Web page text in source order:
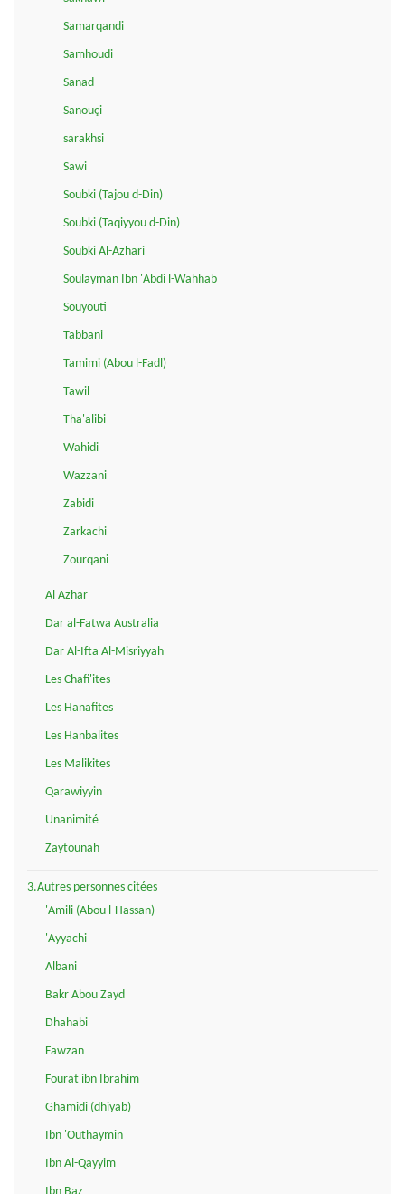
Samarqandi
Samhoudi
Sanad
Sanouçi
sarakhsi
Sawi
Soubki (Tajou d-Din)
Soubki (Taqiyyou d-Din)
Soubki Al-Azhari
Soulayman Ibn 'Abdi l-Wahhab
Souyouti
Tabbani
Tamimi (Abou l-Fadl)
Tawil
Tha'alibi
Wahidi
Wazzani
Zabidi
Zarkachi
Zourqani
Al Azhar
Dar al-Fatwa Australia
Dar Al-Ifta Al-Misriyyah
Les Chafi'ites
Les Hanafites
Les Hanbalites
Les Malikites
Qarawiyyin
Unanimité
Zaytounah
3.Autres personnes citées
'Amili (Abou l-Hassan)
'Ayyachi
Albani
Bakr Abou Zayd
Dhahabi
Fawzan
Fourat ibn Ibrahim
Ghamidi (dhiyab)
Ibn 'Outhaymin
Ibn Al-Qayyim